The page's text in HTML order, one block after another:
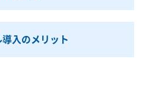
入のメリット